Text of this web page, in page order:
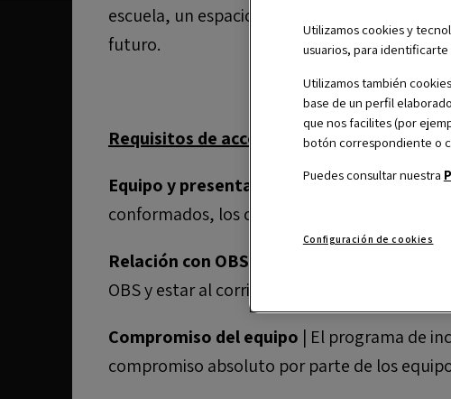
escuela, un espacio en el que podrás
futuro.
Requisitos de acceso a la incubadora
Equipo y presentación
| Programa limitado
conformados, los cuales deben disponer de
Relación con OBS | Como mínimo 1 de los
OBS y estar al corriente en sus obligaciones.
Compromiso del equipo | El programa de
compromiso absoluto por parte de los
Utilizamos cookies y
usuarios, para identificarte
Utilizamos también
base de un perfil
que nos facilites (por
botón correspondiente o
Puedes consultar nuestra
Configuración de cookies